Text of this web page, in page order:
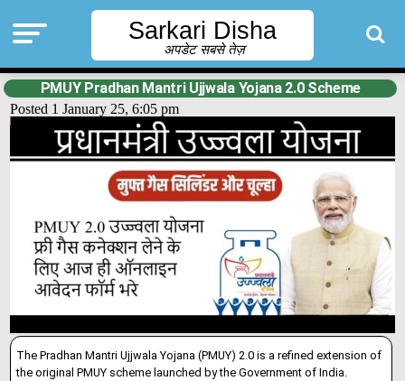
Sarkari Disha
अपडेट सबसे तेज़
PMUY Pradhan Mantri Ujjwala Yojana 2.0 Scheme
Posted 1 January 25, 6:05 pm
The Pradhan Mantri Ujjwala Yojana (PMUY) 2.0 is a refined extension of
the original PMUY scheme launched by the Government of India.